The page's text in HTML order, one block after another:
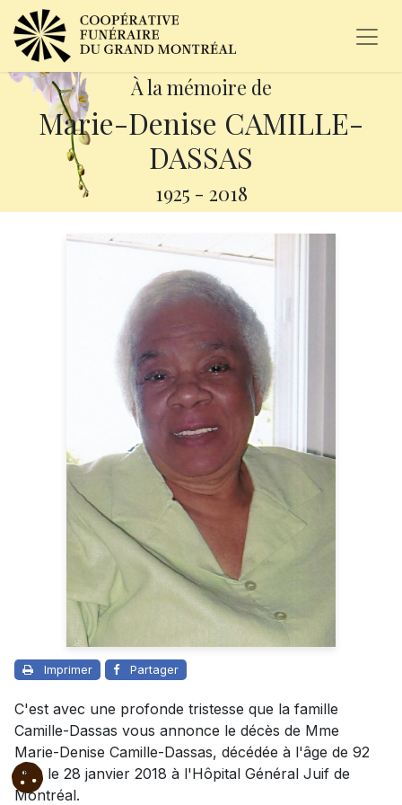
À la mémoire de
Marie-Denise CAMILLE-
DASSAS
1925 - 2018
Imprimer Partager
C'est avec une profonde tristesse que la famille
Camille-Dassas vous annonce le décès de Mme
Marie-Denise Camille-Dassas, décédée à l'âge de 92
ans, le 28 janvier 2018 à l'Hôpital Général Juif de
Montréal.